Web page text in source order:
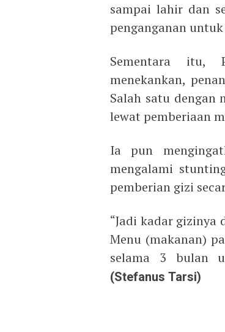
sampai lahir dan
penganganan
Sementara itu,
menekankan,
Salah satu dengan
lewat pemberiaan
Ia pun
mengalami
pemberian gizi
“Jadi kadar
Menu (makanan)
selama 3 bulan
(Stefanus Tarsi)